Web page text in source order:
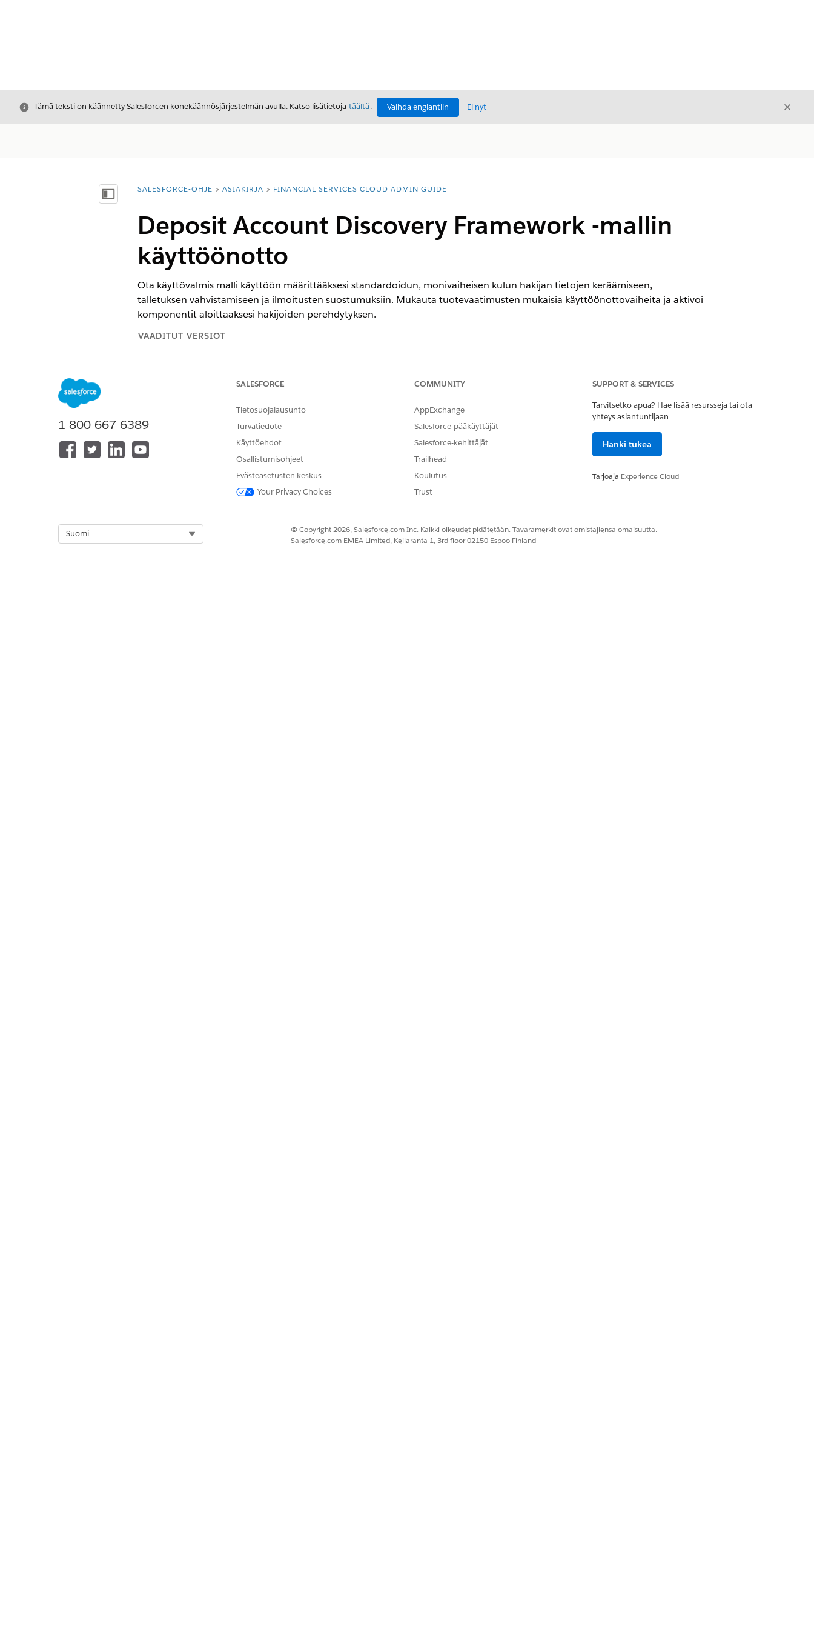
Sulje
Tämä teksti on käännetty Salesforcen konekäännösjärjestelmän avulla. Katso lisätietoja täältä. Vaihda englantiin Ei nyt Sulje
Näytä sisällysluettelo
Olet tässä:
SALESFORCE-OHJE ASIAKIRJA FINANCIAL SERVICES CLOUD ADMIN GUIDE
Deposit Account Discovery Framework -mallin
käyttöönotto
Ota käyttövalmis malli käyttöön määrittääksesi standardoidun, monivaiheisen kulun hakijan tietojen keräämiseen,
talletuksen vahvistamiseen ja ilmoitusten suostumuksiin. Mukauta tuotevaatimusten mukaisia käyttöönottovaiheita ja aktivoi
komponentit aloittaaksesi hakijoiden perehdytyksen.
VAADITUT VERSIOT
Professional Edition Unlimited Edition
Discovery Framework -esimerkkimallien ottaminen käyttöön:
Sovelluksen mukautusoikeus
JA
Toimialat Arviointi-käyttöoikeusjoukko
Kirjoita Määritykset-valikon Pikahaku-kenttäänDiscovery Frameworkja valitseDiscovery Framework Sample Templates.
Jos haluat nähdä luettelon malliin sisältyvistä arviointikysymyksistä, Omniscriptsista, Omnistudio-datakartoituksista ja
integrointitoimenpiteistä,
napsauta Tallenna tili-osiostaNäytä lisätiedot.
1-800-667-6389
SALESFORCE
Tietosuojalausunto
Turvatiedote
Käyttöehdot
Osallistumisohjeet
Evästeasetusten keskus
Your Privacy Choices
COMMUNITY
AppExchange
Salesforce-pääkäyttäjät
Salesforce-kehittäjät
Trailhead
Koulutus
Trust
SUPPORT & SERVICES
Tarvitsetko apua? Hae lisää resursseja tai ota
yhteys asiantuntijaan.
Hanki tukea
Tarjoaja Experience Cloud
Suomi
© Copyright 2026, Salesforce.com Inc. Kaikki oikeudet pidätetään. Tavaramerkit ovat omistajiensa omaisuutta.
Salesforce.com EMEA Limited, Keilaranta 1, 3rd floor 02150 Espoo Finland